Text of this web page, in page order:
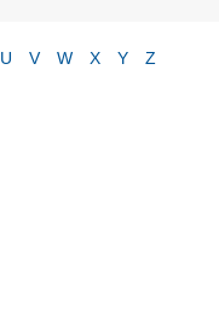
U V W X Y Z